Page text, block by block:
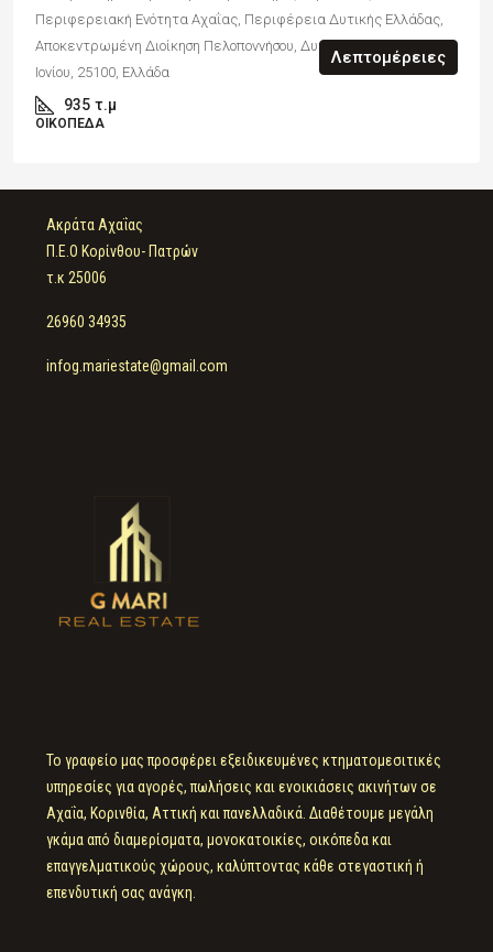
Περιφερειακή Ενότητα Αχαΐας, Περιφέρεια Δυτικής Ελλάδας,
Αποκεντρωμένη Διοίκηση Πελοποννήσου, Δυτικής Ελλάδας και
Ιονίου, 25100, Ελλάδα
935 τ.μ
ΟΙΚΌΠΕΔΑ
Λεπτομέρειες
Ακράτα Αχαΐας
Π.Ε.Ο Κορίνθου- Πατρών
τ.κ 25006
26960 34935
infog.mariestate@gmail.com
Το γραφείο μας προσφέρει εξειδικευμένες κτηματομεσιτικές
υπηρεσίες για αγορές, πωλήσεις και ενοικιάσεις ακινήτων σε
Αχαΐα, Κορινθία, Αττική και πανελλαδικά. Διαθέτουμε μεγάλη
γκάμα από διαμερίσματα, μονοκατοικίες, οικόπεδα και
επαγγελματικούς χώρους, καλύπτοντας κάθε στεγαστική ή
επενδυτική σας ανάγκη.